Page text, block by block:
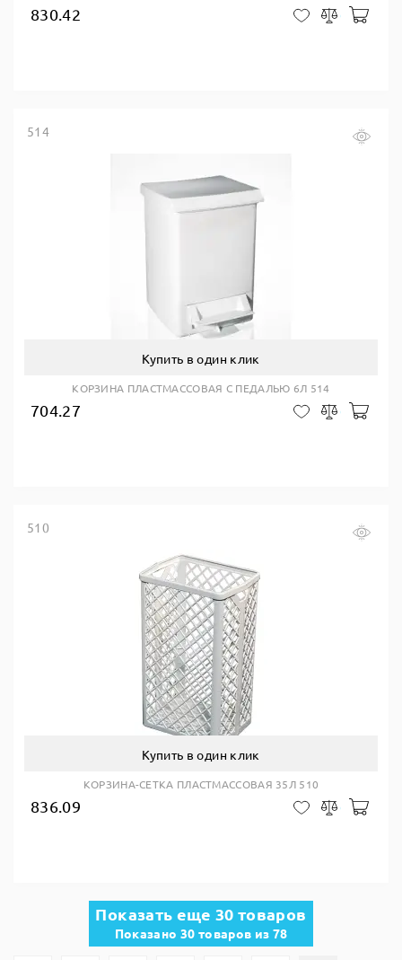
830.42 В закладки
Сравнить
514
Купить в один клик
КОРЗИНА ПЛАСТМАССОВАЯ С ПЕДАЛЬЮ 6Л 514
704.27 В закладки
Сравнить
510
Купить в один клик
КОРЗИНА-СЕТКА ПЛАСТМАССОВАЯ 35Л 510
836.09 В закладки
Сравнить
Показать еще 30 товаров
Показано 30 товаров из 78